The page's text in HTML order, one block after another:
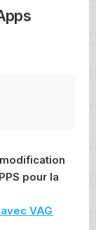
pour la
VAG